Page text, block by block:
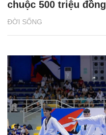
ĐỜI SỐNG
chuộc 500 triệu đồng